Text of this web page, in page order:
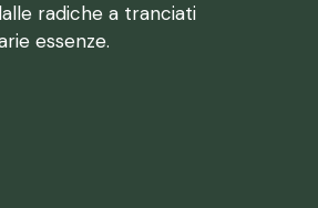
radiche a tranciati
essenze.